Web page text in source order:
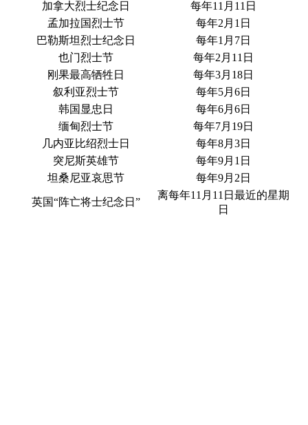
加拿大烈士纪念日
每年11月11日
孟加拉国烈士节
每年2月1日
巴勒斯坦烈士纪念日
每年1月7日
也门烈士节
每年2月11日
刚果最高牺牲日
每年3月18日
叙利亚烈士节
每年5月6日
韩国显忠日
每年6月6日
缅甸烈士节
每年7月19日
几内亚比绍烈士日
每年8月3日
突尼斯英雄节
每年9月1日
坦桑尼亚哀思节
每年9月2日
英国“阵亡将士纪念日”
离每年11月11日最近的星期
日